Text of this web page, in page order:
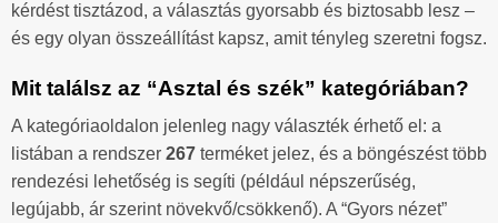
kérdést tisztázod, a választás gyorsabb és biztosabb lesz –
és egy olyan összeállítást kapsz, amit tényleg szeretni fogsz.
Mit találsz az “Asztal és szék” kategóriában?
A kategóriaoldalon jelenleg nagy választék érhető el: a
listában a rendszer 267 terméket jelez, és a böngészést több
rendezési lehetőség is segíti (például népszerűség,
legújabb, ár szerint növekvő/csökkenő). A “Gyors nézet”